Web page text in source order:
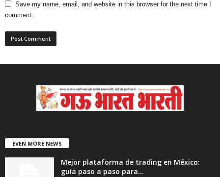
Save my name, email, and website in this browser for the next time I
comment.
EVEN MORE NEWS
Mejor plataforma de trading en México:
guía paso a paso para...